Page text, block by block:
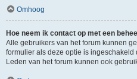
Omhoog
Hoe neem ik contact op met een
Alle gebruikers van het forum kunnen
formulier als deze optie is ingeschakeld
Leden van het forum kunnen ook